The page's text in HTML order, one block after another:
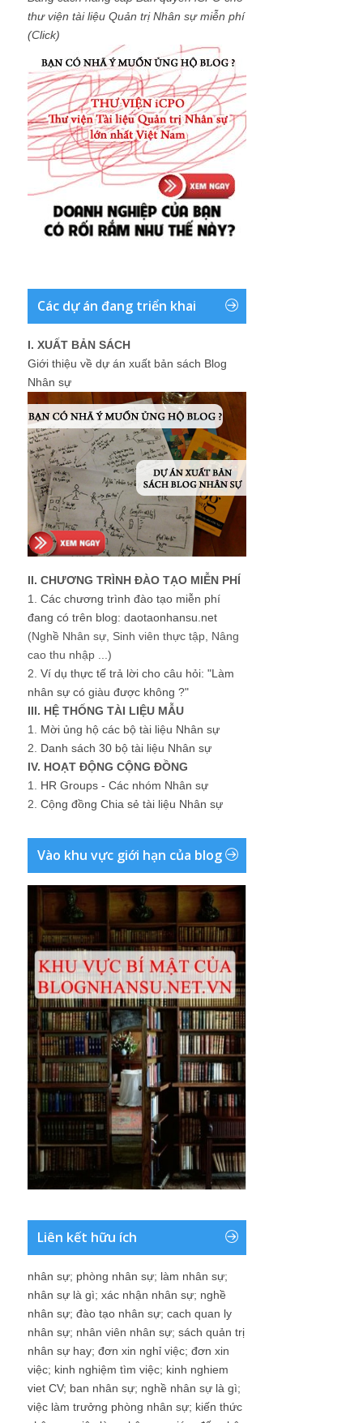
thư viện tài liệu Quản trị Nhân sự miễn phí
(Click)
Các dự án đang triển khai
I. XUẤT BẢN SÁCH
Giới thiệu về dự án xuất bản sách Blog
Nhân sự
II. CHƯƠNG TRÌNH ĐÀO TẠO MIỄN PHÍ
1. Các chương trình đào tạo miễn phí
đang có trên blog: daotaonhansu.net
(Nghề Nhân sự, Sinh viên thực tập, Nâng
cao thu nhập ...)
2. Ví dụ thực tế trả lời cho câu hỏi: "Làm
nhân sự có giàu được không ?"
III. HỆ THỐNG TÀI LIỆU MẪU
1. Mời ủng hộ các bộ tài liệu Nhân sự
2. Danh sách 30 bộ tài liệu Nhân sự
IV. HOẠT ĐỘNG CỘNG ĐỒNG
1. HR Groups - Các nhóm Nhân sự
2. Cộng đồng Chia sẻ tài liệu Nhân sự
Vào khu vực giới hạn của blog
Liên kết hữu ích
nhân sự; phòng nhân sự; làm nhân sự;
nhân sự là gì; xác nhận nhân sự; nghề
nhân sự; đào tạo nhân sự; cach quan ly
nhân sự; nhân viên nhân sự; sách quản trị
nhân sự hay; đơn xin nghỉ việc; đơn xin
việc; kinh nghiệm tìm việc; kinh nghiem
viet CV; ban nhân sự; nghề nhân sự là gì;
việc làm trưởng phòng nhân sự; kiến thức